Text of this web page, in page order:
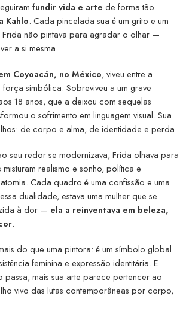
fundir vida e arte de forma tão
Kahlo. Cada pincelada sua é um grito e um
Frida não pintava para agradar o olhar —
a si mesma.
Coyoacán, no México, viveu entre a
simbólica. Sobreviveu a um grave
18 anos, que a deixou com sequelas
o sofrimento em linguagem visual. Sua
de corpo e alma, de identidade e perda.
seu redor se modernizava, Frida olhava para
misturam realismo e sonho, política e
Cada quadro é uma confissão e uma
dualidade, estava uma mulher que se
à dor — ela a reinventava em beleza,
.
do que uma pintora: é um símbolo global
feminina e expressão identitária. E
passa, mais sua arte parece pertencer ao
vivo das lutas contemporâneas por corpo,